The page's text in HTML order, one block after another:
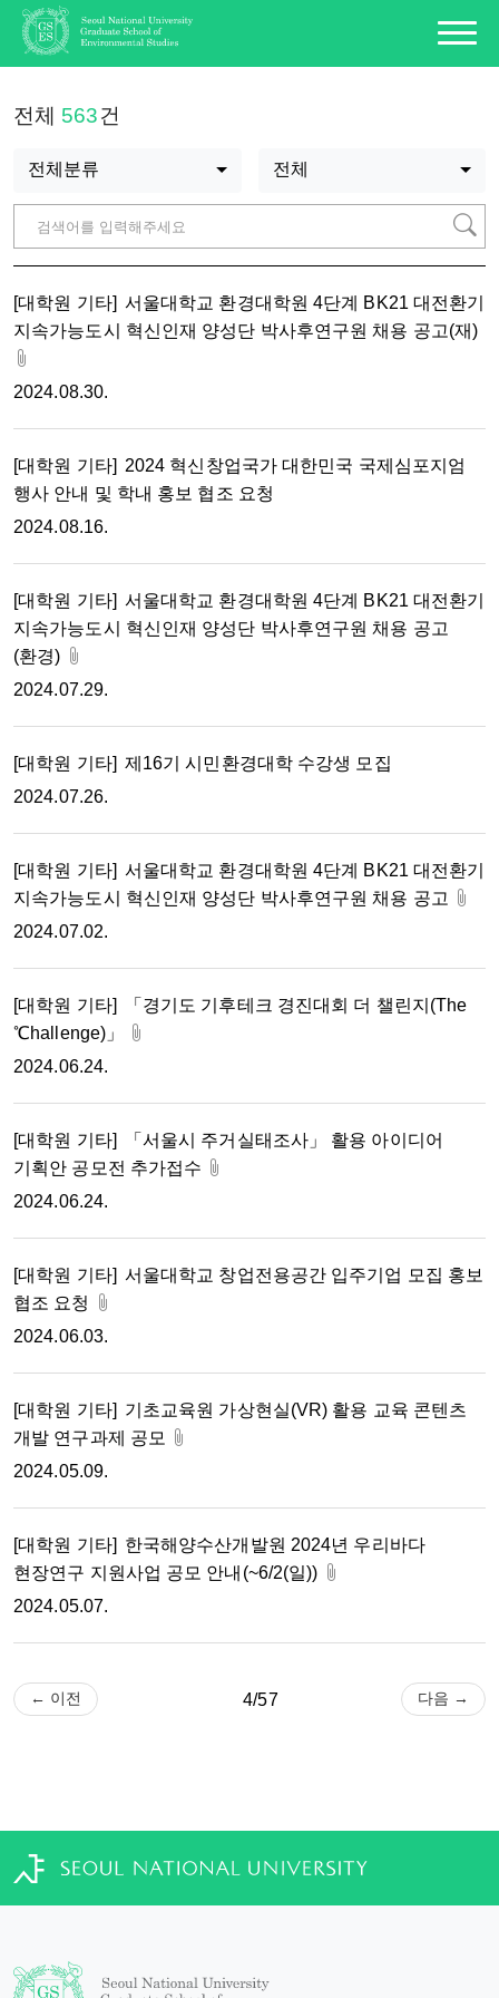
전체 563건
전체분류 전체
[대학원 기타] 서울대학교 환경대학원 4단계 BK21 대전환기
지속가능도시 혁신인재 양성단 박사후연구원 채용 공고(재)
2024.08.30.
[대학원 기타] 2024 혁신창업국가 대한민국 국제심포지엄
행사 안내 및 학내 홍보 협조 요청
2024.08.16.
[대학원 기타] 서울대학교 환경대학원 4단계 BK21 대전환기
지속가능도시 혁신인재 양성단 박사후연구원 채용 공고
(환경)
2024.07.29.
[대학원 기타] 제16기 시민환경대학 수강생 모집
2024.07.26.
[대학원 기타] 서울대학교 환경대학원 4단계 BK21 대전환기
지속가능도시 혁신인재 양성단 박사후연구원 채용 공고
2024.07.02.
[대학원 기타]
「경기도 기후테크 경진대회 더 챌린지(The
℃hallenge)」
2024.06.24.
[대학원 기타]
「서울시 주거실태조사」 활용 아이디어
기획안 공모전 추가접수
2024.06.24.
[대학원 기타] 서울대학교 창업전용공간 입주기업 모집 홍보
협조 요청
2024.06.03.
[대학원 기타] 기초교육원 가상현실(VR) 활용 교육 콘텐츠
개발 연구과제 공모
2024.05.09.
[대학원 기타] 한국해양수산개발원 2024년 우리바다
현장연구 지원사업 공모 안내(~6/2(일))
2024.05.07.
← 이전 4/57 다음 →